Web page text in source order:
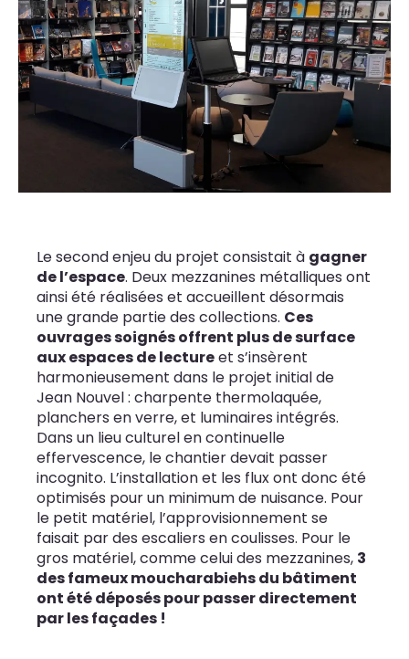
Le second enjeu du projet consistait à gagner
de l’espace. Deux mezzanines métalliques ont
ainsi été réalisées et accueillent désormais
une grande partie des collections. Ces
ouvrages soignés offrent plus de surface
aux espaces de lectureet s’insèrent
harmonieusement dans le projet initial de
Jean Nouvel : charpente thermolaquée,
planchers en verre, et luminaires intégrés.
Dans un lieu culturel en continuelle
effervescence, le chantier devait passer
incognito. L’installation et les flux ont donc été
optimisés pour un minimum de nuisance. Pour
le petit matériel, l’approvisionnement se
faisait par des escaliers en coulisses. Pour le
gros matériel, comme celui des mezzanines, 3
des fameux moucharabiehs du bâtiment
ont été déposés pour passer directement
par les façades !